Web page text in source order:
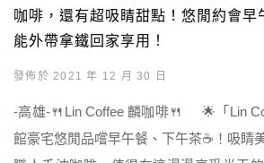
咖啡，還有超吸睛甜點！悠閒約會早
能外帶拿鐵回家享用！
發佈於 2021 年 12 月 30 日
-高雄-🍴Lin Coffee 麟咖啡🍴 🌟「Lin
館豪宅悠閒品嚐早午餐、下午茶☕️！吸睛